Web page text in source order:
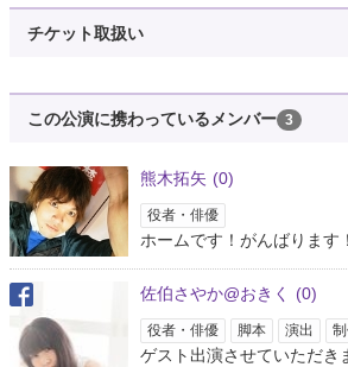
終わったーーヽ(^○^)ノ | グワいま！ 【渡辺利江子
https://t.co/vmfF7xvxZd
熊木拓矢
@9mak9mak
順番ごっちゃになっちゃいましたが、改めまして
終了致しました。 沢山のお客様にご来場頂きまし
ありがとございました！ 少人数芝居。すんごく楽
月！！誠心誠意…
https://t.co/u5NX0teRbm
チケット取扱い
この公演に携わっているメンバー 3
熊木拓矢 (0)
役者・俳優
ホームです！がんばります
佐伯さやか@おきく (0)
役者・俳優 脚本 演出
ゲスト出演させていただき